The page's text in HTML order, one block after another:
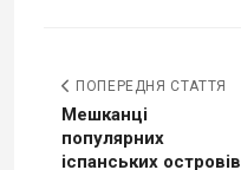
ПОПЕРЕДНЯ СТАТТЯ
Мешканці
популярних
іспанських островів